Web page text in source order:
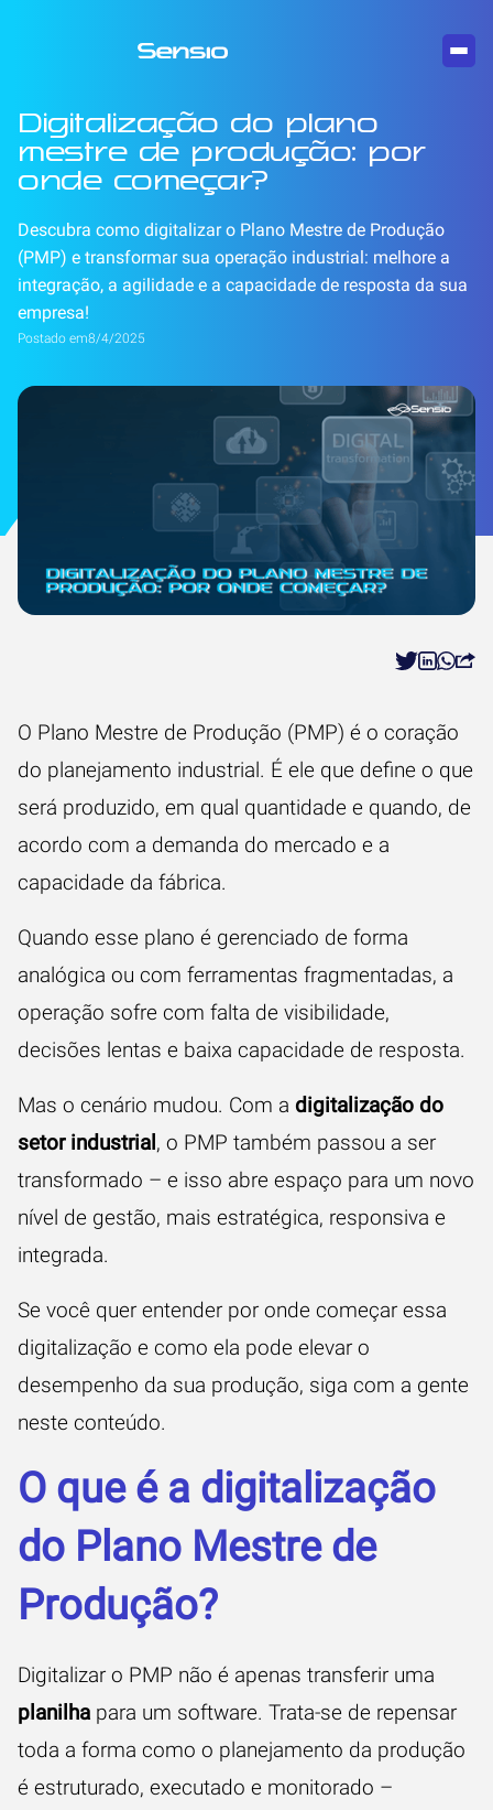
Digitalização do plano
mestre de produção: por
onde começar?
Descubra como digitalizar o Plano Mestre de Produção
(PMP) e transformar sua operação industrial: melhore a
integração, a agilidade e a capacidade de resposta da sua
empresa!
Postado em8/4/2025
O Plano Mestre de Produção (PMP) é o coração
do planejamento industrial. É ele que define o que
será produzido, em qual quantidade e quando, de
acordo com a demanda do mercado e a
capacidade da fábrica.
Quando esse plano é gerenciado de forma
analógica ou com ferramentas fragmentadas, a
operação sofre com falta de visibilidade,
decisões lentas e baixa capacidade de resposta.
Mas o cenário mudou. Com a digitalização do
setor industrial , o PMP também passou a ser
transformado – e isso abre espaço para um novo
nível de gestão, mais estratégica, responsiva e
integrada.
Se você quer entender por onde começar essa
digitalização e como ela pode elevar o
desempenho da sua produção, siga com a gente
neste conteúdo.
O que é a digitalização
do Plano Mestre de
Produção?
Digitalizar o PMP não é apenas transferir uma
planilha para um software. Trata-se de repensar
toda a forma como o planejamento da produção
é estruturado, executado e monitorado –